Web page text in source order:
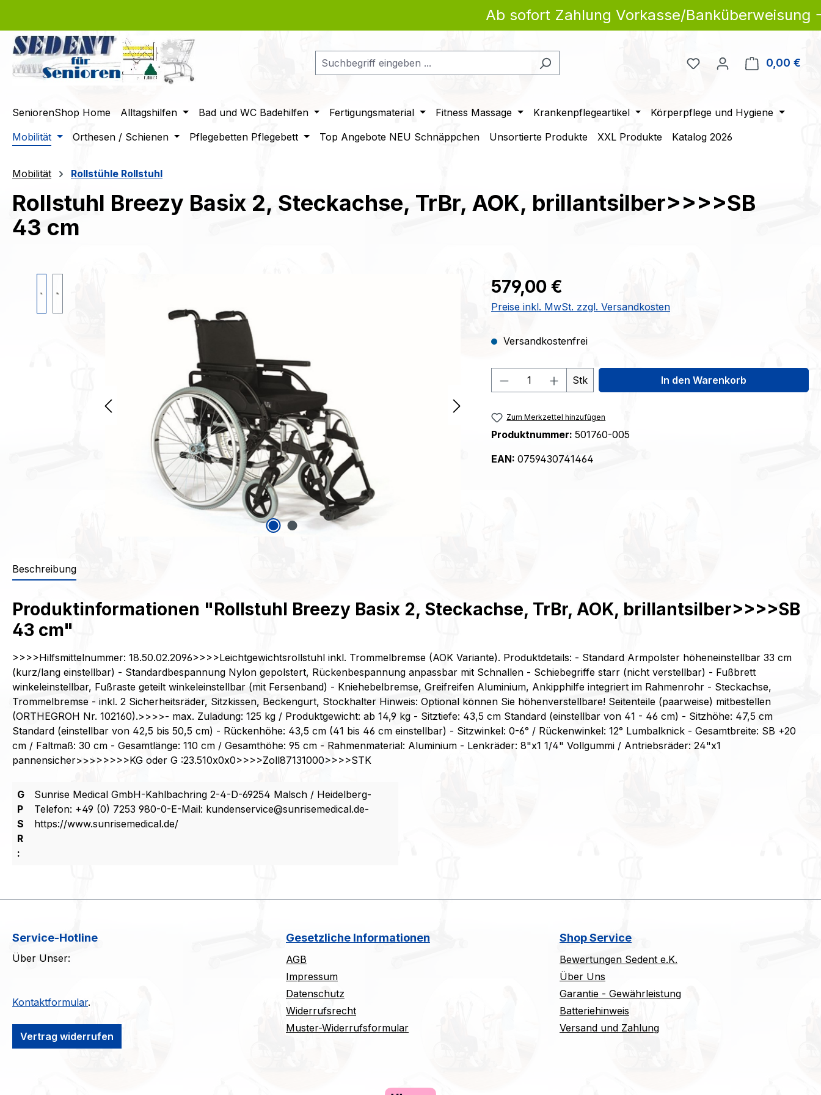
Ab sofort Zahlung Vorkasse/Banküberweisung -
Du hast 0 Produkte auf
0,00 €
SeniorenShop Home Alltagshilfen Bad und WC Badehilfen Fertigungsmaterial Fitness Massage Krankenpflegeartikel
Körperpflege und Hygiene
Mobilität
Orthesen / Schienen Pflegebetten Pflegebett Top Angebote NEU Schnäppchen Unsortierte Produkte XXL Produkte Katalog 2026
Mobilität Rollstühle Rollstuhl
Rollstuhl Breezy Basix 2, Steckachse, TrBr, AOK, brillantsilber>>>>SB
43 cm
Regulärer Preis:
579,00 €
Preise inkl. MwSt. zzgl. Versandkosten
Versandkostenfrei
Produkt Anzahl: Gib den gewünschten Wert
Stk In den Warenkorb
Zum Merkzettel hinzufügen
Produktnummer: 501760-005
EAN: 0759430741464
Beschreibung
Produktinformationen "Rollstuhl Breezy Basix 2, Steckachse, TrBr, AOK, brillantsilber>>>>SB
43 cm"
>>>>Hilfsmittelnummer: 18.50.02.2096>>>>Leichtgewichtsrollstuhl inkl. Trommelbremse (AOK Variante). Produktdetails: - Standard Armpolster höheneinstellbar 33 cm
(kurz/lang einstellbar) - Standardbespannung Nylon gepolstert, Rückenbespannung anpassbar mit Schnallen - Schiebegriffe starr (nicht verstellbar) - Fußbrett
winkeleinstellbar, Fußraste geteilt winkeleinstellbar (mit Fersenband) - Kniehebelbremse, Greifreifen Aluminium, Ankipphilfe integriert im Rahmenrohr - Steckachse,
Trommelbremse - inkl. 2 Sicherheitsräder, Sitzkissen, Beckengurt, Stockhalter Hinweis: Optional können Sie höhenverstellbare! Seitenteile (paarweise) mitbestellen
(ORTHEGROH Nr. 102160).>>>>- max. Zuladung: 125 kg / Produktgewicht: ab 14,9 kg - Sitztiefe: 43,5 cm Standard (einstellbar von 41 - 46 cm) - Sitzhöhe: 47,5 cm
Standard (einstellbar von 42,5 bis 50,5 cm) - Rückenhöhe: 43,5 cm (41 bis 46 cm einstellbar) - Sitzwinkel: 0-6° / Rückenwinkel: 12° Lumbalknick - Gesamtbreite: SB +20
cm / Faltmaß: 30 cm - Gesamtlänge: 110 cm / Gesamthöhe: 95 cm - Rahmenmaterial: Aluminium - Lenkräder: 8"x1 1/4" Vollgummi / Antriebsräder: 24"x1
pannensicher>>>>>>>>KG oder G :23.510x0x0>>>>Zoll87131000>>>>STK
G
P
S
R
:
Sunrise Medical GmbH-Kahlbachring 2-4-D-69254 Malsch / Heidelberg-
Telefon: +49 (0) 7253 980-0-E-Mail: kundenservice@sunrisemedical.de-
https://www.sunrisemedical.de/
Service-Hotline
Über Unser:
Kontaktformular.
Vertrag widerrufen
Gesetzliche Informationen
AGB
Impressum
Datenschutz
Widerrufsrecht
Muster-Widerrufsformular
Shop Service
Bewertungen Sedent e.K.
Über Uns
Garantie - Gewährleistung
Batteriehinweis
Versand und Zahlung